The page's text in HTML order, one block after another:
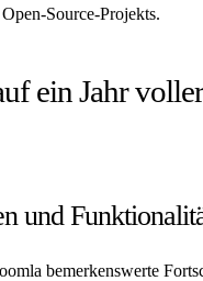
Source-Projekts.
ein Jahr voller
und
bemerkenswerte